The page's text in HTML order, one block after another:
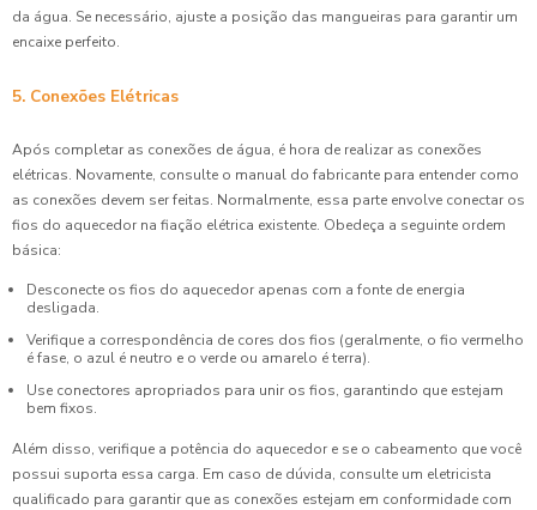
da água. Se necessário, ajuste a posição das mangueiras para garantir um
encaixe perfeito.
5. Conexões Elétricas
Após completar as conexões de água, é hora de realizar as conexões
elétricas. Novamente, consulte o manual do fabricante para entender como
as conexões devem ser feitas. Normalmente, essa parte envolve conectar os
fios do aquecedor na fiação elétrica existente. Obedeça a seguinte ordem
básica:
Desconecte os fios do aquecedor apenas com a fonte de energia
desligada.
Verifique a correspondência de cores dos fios (geralmente, o fio vermelho
é fase, o azul é neutro e o verde ou amarelo é terra).
Use conectores apropriados para unir os fios, garantindo que estejam
bem fixos.
Além disso, verifique a potência do aquecedor e se o cabeamento que você
possui suporta essa carga. Em caso de dúvida, consulte um eletricista
qualificado para garantir que as conexões estejam em conformidade com